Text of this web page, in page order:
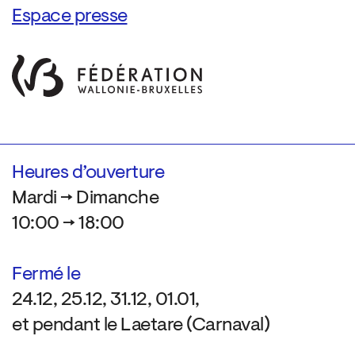
Espace presse
Heures d’ouverture
Mardi → Dimanche
10:00 → 18:00
Fermé le
24.12, 25.12, 31.12, 01.01,
et pendant le Laetare (Carnaval)